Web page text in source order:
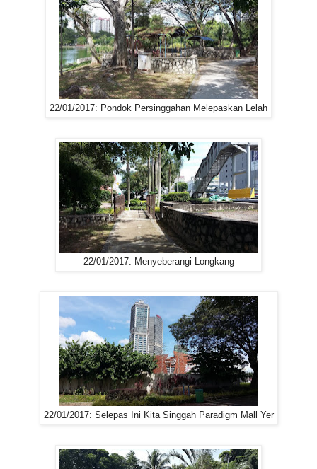
22/01/2017: Pondok Persinggahan Melepaskan Lelah
22/01/2017: Menyeberangi Longkang
22/01/2017: Selepas Ini Kita Singgah Paradigm Mall Yer